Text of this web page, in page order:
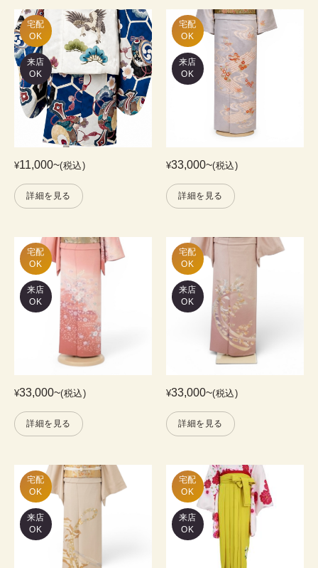
宅配
OK
来店
OK
¥11,000~(税込)
詳細を見る
宅配
OK
来店
OK
¥33,000~(税込)
詳細を見る
宅配
OK
来店
OK
¥33,000~(税込)
詳細を見る
宅配
OK
来店
OK
¥33,000~(税込)
詳細を見る
宅配
OK
来店
OK
宅配
OK
来店
OK